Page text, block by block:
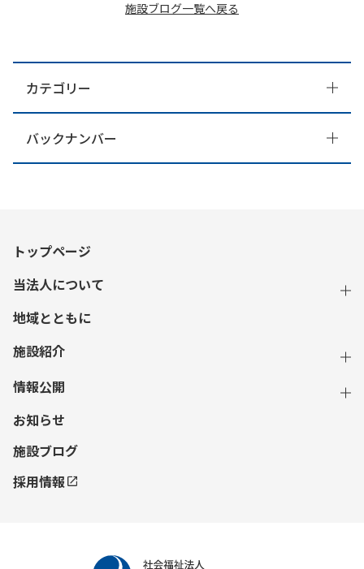
施設ブログ一覧へ戻る
カテゴリー
バックナンバー
トップページ
当法人について
地域とともに
施設紹介
情報公開
お知らせ
施設ブログ
採用情報